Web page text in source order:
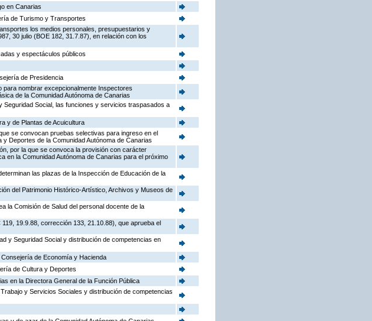
en Canarias
de Turismo y Transportes
los medios personales, presupuestarios y
30 julio (BOE 182, 31.7.87), en relación con los
y espectáculos públicos
de Presidencia
para nombrar excepcionalmente Inspectores
de la Comunidad Autónoma de Canarias
Seguridad Social, las funciones y servicios traspasados a
y de Plantas de Acuicultura
se convocan pruebas selectivas para ingreso en el
Deportes de la Comunidad Autónoma de Canarias
por la que se convoca la provisión con carácter
en la Comunidad Autónoma de Canarias para el próximo
las plazas de la Inspección de Educación de la
del Patrimonio Histórico-Artístico, Archivos y Museos de
la Comisión de Salud del personal docente de la
19.9.88, corrección 133, 21.10.88), que aprueba el
y Seguridad Social y distribución de competencias en
de Economía y Hacienda
de Cultura y Deportes
en la Directora General de la Función Pública
y Servicios Sociales y distribución de competencias